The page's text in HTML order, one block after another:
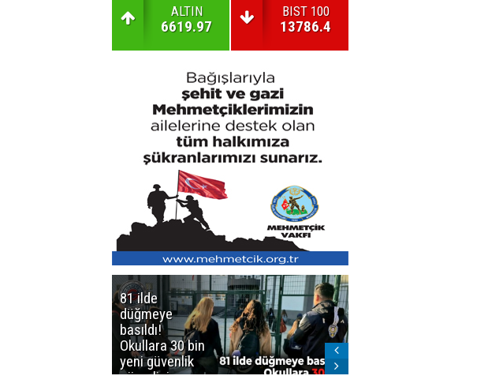
ALTIN
6619.97
BIST 100
13786.4
81 ilde
düğmeye
basıldı!
Okullara 30 bin
yeni güvenlik
görevlisi